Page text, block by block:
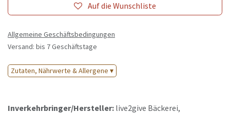
Auf die Wunschliste
Allgemeine Geschäftsbedingungen
Versand: bis 7 Geschäftstage
Zutaten, Nährwerte & Allergene ▾
Inverkehrbringer/Hersteller: live2give Bäckerei,